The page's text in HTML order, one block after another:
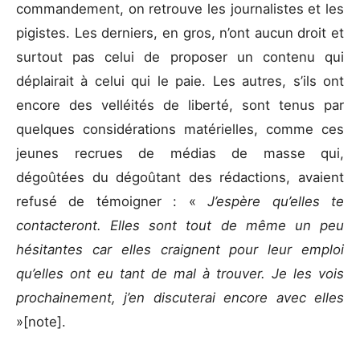
commandement, on retrouve les journalistes et les
pigistes. Les derniers, en gros, n’ont aucun droit et
surtout pas celui de proposer un contenu qui
déplairait à celui qui le paie. Les autres, s’ils ont
encore des velléités de liberté, sont tenus par
quelques considérations matérielles, comme ces
jeunes recrues de médias de masse qui,
dégoûtées du dégoûtant des rédactions, avaient
refusé de témoigner : «J’espère qu’elles te
contacteront. Elles sont tout de même un peu
hésitantes car elles craignent pour leur emploi
qu’elles ont eu tant de mal à trouver. Je les vois
prochainement, j’en discuterai encore avec elles
»[note].